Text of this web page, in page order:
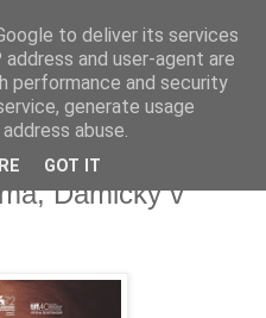
filmů
a slávou, Frankie
Dámičky v
to deliver its services
and user-agent are
performance and security
generate usage
abuse.
GOT IT